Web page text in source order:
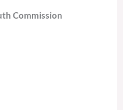
Commission